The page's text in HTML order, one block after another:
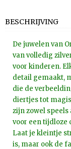
BESCHRIJVING
De juwelen van
van volledig
voor kinderen.
detail gemaakt,
die de
diertjes tot
zijn zowel
voor een tijdloze
Laat je kleintje
is, maar ook de